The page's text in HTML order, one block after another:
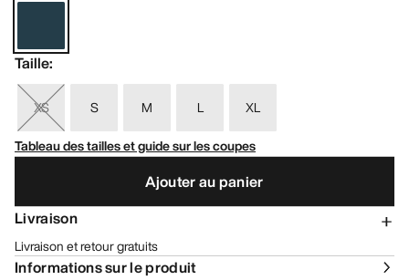
Taille:
XS S M L
XL
Tableau des tailles et guide sur les coupes
Ajouter au panier
Livraison
Livraison et retour gratuits
Informations sur le produit